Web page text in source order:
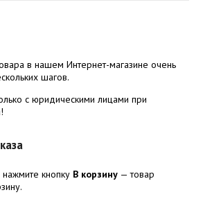
в нашем Интернет-магазине очень
шагов.
с юридическими лицами при
кнопку В корзину — товар